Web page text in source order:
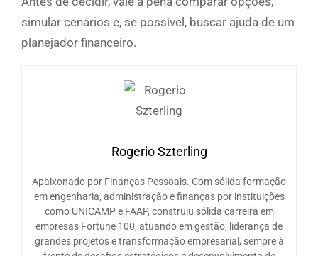
simular cenários e, se possível, buscar ajuda de um
planejador financeiro.
Rogerio Szterling
Apaixonado por Finanças Pessoais. Com sólida formação
em engenharia, administração e finanças por instituições
como UNICAMP e FAAP, construiu sólida carreira em
empresas Fortune 100, atuando em gestão, liderança de
grandes projetos e transformação empresarial, sempre à